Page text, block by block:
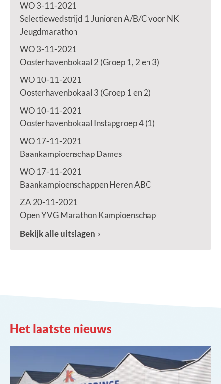
WO 3-11-2021
Selectiewedstrijd 1 Junioren A/B/C voor NK
Jeugdmarathon
WO 3-11-2021
Oosterhavenbokaal 2 (Groep 1, 2 en 3)
WO 10-11-2021
Oosterhavenbokaal 3 (Groep 1 en 2)
WO 10-11-2021
Oosterhavenbokaal Instapgroep 4 (1)
WO 17-11-2021
Baankampioenschap Dames
WO 17-11-2021
Baankampioenschappen Heren ABC
ZA 20-11-2021
Open YVG Marathon Kampioenschap
Bekijk alle uitslagen
Het laatste nieuws